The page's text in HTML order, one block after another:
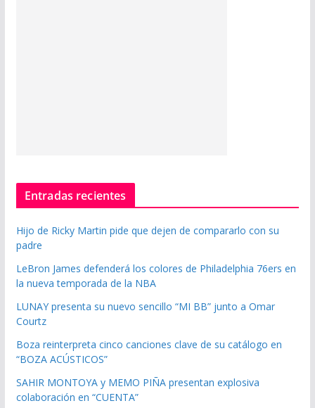
Entradas recientes
Hijo de Ricky Martin pide que dejen de compararlo con su
padre
LeBron James defenderá los colores de Philadelphia 76ers en
la nueva temporada de la NBA
LUNAY presenta su nuevo sencillo “MI BB” junto a Omar
Courtz
Boza reinterpreta cinco canciones clave de su catálogo en
“BOZA ACÚSTICOS”
SAHIR MONTOYA y MEMO PIÑA presentan explosiva
colaboración en “CUENTA”